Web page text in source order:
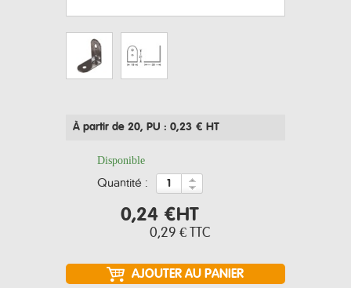
À partir de 20, PU : 0,23 € HT
Disponible
quantité :
0,24 €HT
0,29 € TTC